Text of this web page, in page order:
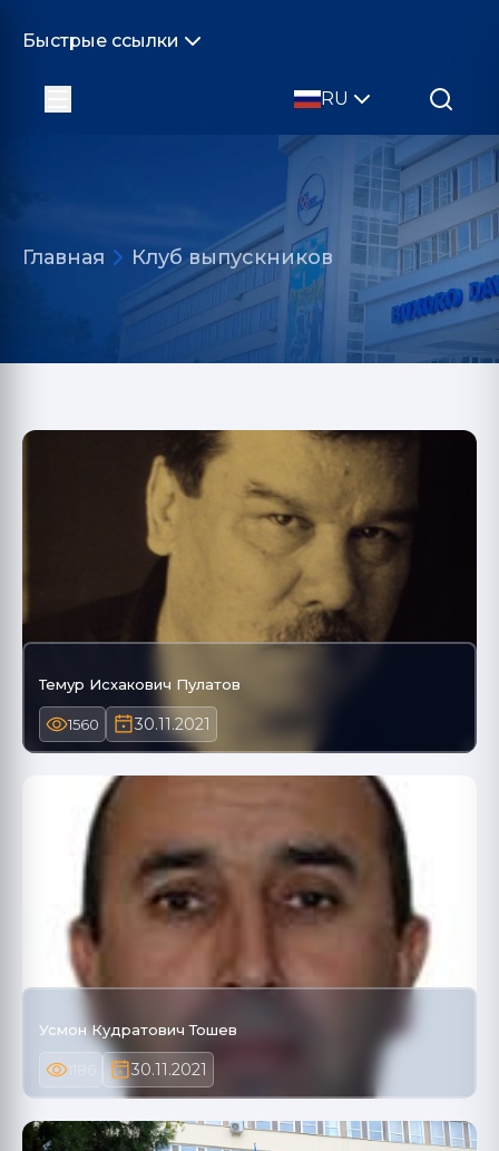
Быстрые ссылки
RU
Главная Клуб выпускников
Темур Исхакович Пулатов
1560 30.11.2021
Усмон Кудратович Тошев
30.11.2021